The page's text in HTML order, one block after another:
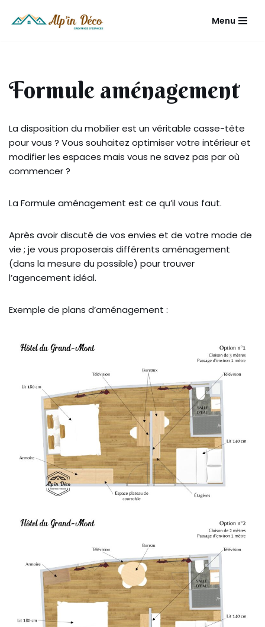
Menu
Formule aménagement
La disposition du mobilier est un véritable casse-tête
pour vous ? Vous souhaitez optimiser votre intérieur et
modifier les espaces mais vous ne savez pas par où
commencer ?
La Formule aménagement est ce qu’il vous faut.
Après avoir discuté de vos envies et de votre mode de
vie ; je vous proposerais différents aménagement
(dans la mesure du possible) pour trouver
l’agencement idéal.
Exemple de plans d’aménagement :